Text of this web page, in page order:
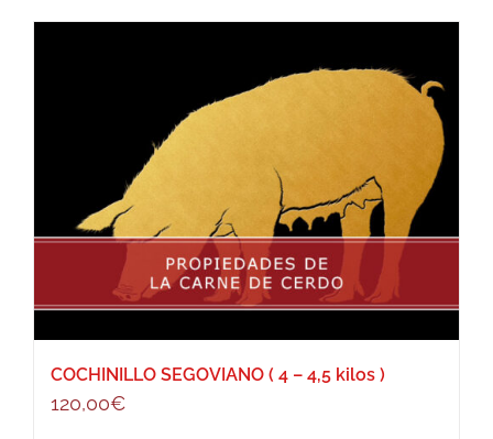
COCHINILLO SEGOVIANO ( 4 – 4,5 kilos )
120,00€